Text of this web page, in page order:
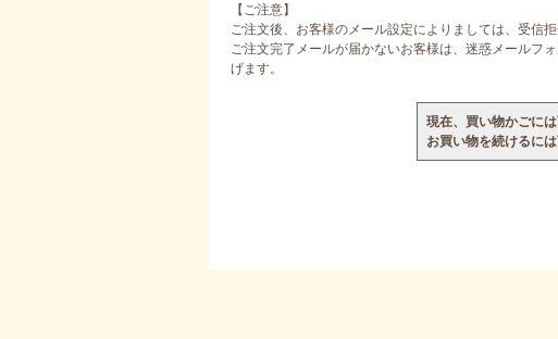
【ご注意】
ご注文後、お客様のメール設定によりましては、受信
ご注文完了メールが届かないお客様は、迷惑メールフ
げます。
現在、買い物かごに
お買い物を続けるに